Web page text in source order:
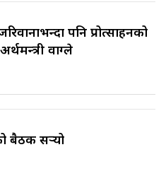
पनि प्रोत्साहनको
वाग्ले
बैठक सर्‍यो